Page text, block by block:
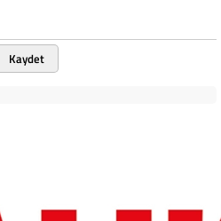
Kaydet